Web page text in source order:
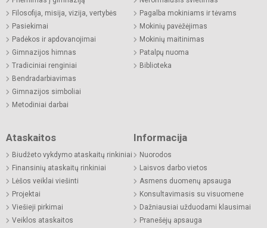
Filosofija, misija, vizija, vertybės
Pasiekimai
Padėkos ir apdovanojimai
Gimnazijos himnas
Tradiciniai renginiai
Bendradarbiavimas
Gimnazijos simboliai
Metodiniai darbai
Pagalba mokiniams ir tėvams
Mokinių pavėžėjimas
Mokinių maitinimas
Patalpų nuoma
Biblioteka
Ataskaitos
Biudžeto vykdymo ataskaitų rinkiniai
Finansinių ataskaitų rinkiniai
Lėšos veiklai viešinti
Projektai
Viešieji pirkimai
Veiklos ataskaitos
Informacija
Nuorodos
Laisvos darbo vietos
Asmens duomenų apsauga
Konsultavimasis su visuomene
Dažniausiai užduodami klausimai
Pranešėjų apsauga